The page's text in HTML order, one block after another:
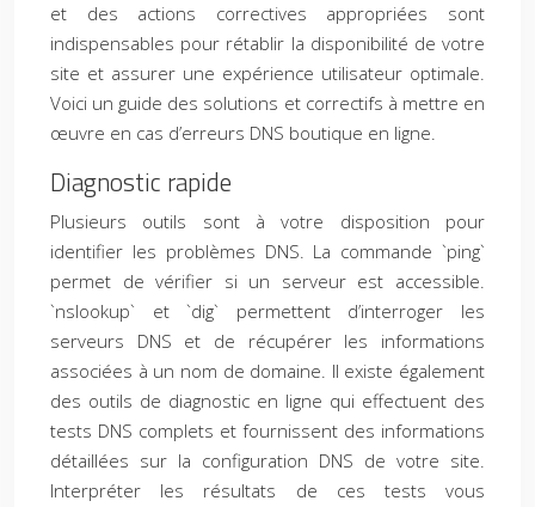
et des actions correctives appropriées sont
indispensables pour rétablir la disponibilité de votre
site et assurer une expérience utilisateur optimale.
Voici un guide des solutions et correctifs à mettre en
œuvre en cas d’erreurs DNS boutique en ligne.
Diagnostic rapide
Plusieurs outils sont à votre disposition pour
identifier les problèmes DNS. La commande `ping`
permet de vérifier si un serveur est accessible.
`nslookup` et `dig` permettent d’interroger les
serveurs DNS et de récupérer les informations
associées à un nom de domaine. Il existe également
des outils de diagnostic en ligne qui effectuent des
tests DNS complets et fournissent des informations
détaillées sur la configuration DNS de votre site.
Interpréter les résultats de ces tests vous